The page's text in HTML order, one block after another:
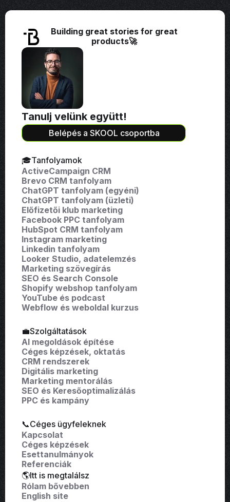
Building great stories for great
products🚀
Tanulj velünk együtt!
Belépés a SKOOL csoportba
🎓Tanfolyamok
ActiveCampaign CRM
Brevo CRM tanfolyam
ChatGPT tanfolyam (egyéni)
ChatGPT tanfolyam (üzleti)
Előfizetői klub marketing
Facebook PPC tanfolyam
HubSpot CRM tanfolyam
Instagram marketing
Linkedin tanfolyam
Looker Studio, adatelemzés
Marketing szövegírás
SEO és Search Console
Shopify webshop tanfolyam
YouTube és podcast
Webflow és weboldal kurzus
💼Szolgáltatások
AI megoldások építése
Céges képzések, oktatás
CRM rendszerek
Digitális marketing
Marketing mentorálás
SEO és Keresőoptimalizálás
PPC és kampány
📞Céges ügyfeleknek
Kapcsolat
Céges képzések
Esettanulmányok
Referenciák
🌎Itt is megtalálsz
Rólam bővebben
English site